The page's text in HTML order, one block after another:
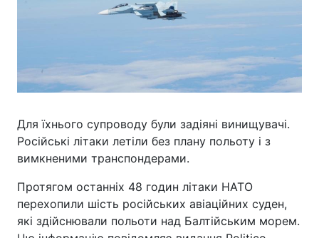
Для їхнього супроводу були задіяні винищувачі.
Російські літаки летіли без плану польоту і з
вимкненими транспондерами.
Протягом останніх 48 годин літаки НАТО
перехопили шість російських авіаційних суден,
які здійснювали польоти над Балтійським морем.